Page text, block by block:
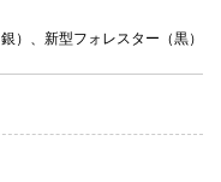
）、新型フォレスター（黒）